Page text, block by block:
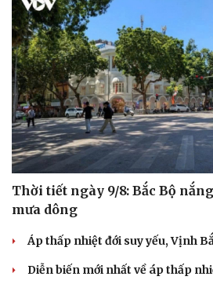
Thời tiết ngày 9/8: Bắc Bộ
mưa dông
Áp thấp nhiệt đới suy yếu, Vịnh
Diễn biến mới nhất về áp thấp